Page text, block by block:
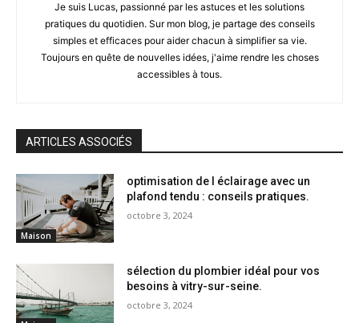
Je suis Lucas, passionné par les astuces et les solutions
pratiques du quotidien. Sur mon blog, je partage des conseils
simples et efficaces pour aider chacun à simplifier sa vie.
Toujours en quête de nouvelles idées, j'aime rendre les choses
accessibles à tous.
ARTICLES ASSOCIÉS
Maison
optimisation de l éclairage avec un
plafond tendu : conseils pratiques.
octobre 3, 2024
sélection du plombier idéal pour vos
besoins à vitry-sur-seine.
octobre 3, 2024